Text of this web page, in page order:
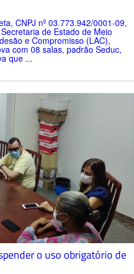
CNPJ nº 03.773.942/0001-09,
de Estado de Meio
e Compromisso (LAC),
com 08 salas, padrão Seduc,
que ...
o uso obrigatório de